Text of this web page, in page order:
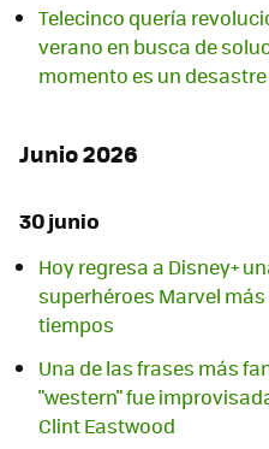
Telecinco quería
verano en busca de
momento es un desastre
Junio 2026
30 junio
Hoy regresa a Disney+
superhéroes Marvel
tiempos
Una de las frases más
"western" fue
Clint Eastwood